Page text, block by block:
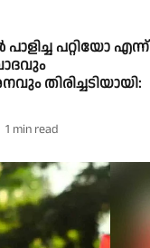
പറ്റിയോ എന്ന്
തിരിച്ചടിയായി:
1 min read